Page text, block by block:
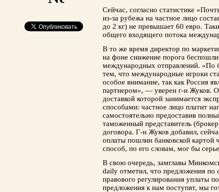
Сейчас, согласно статистике
из-за рубежа на частное лицо
до 2 кг) не превышает 60 евро.
общего входящего потока
В то же время директор по
на фоне снижение порога
международных отправлений. «По
тем, что международные игроки
особое внимание, так как Россия
партнером», — уверен г-н Жуков.
доставкой которой занимается
способами: частное лицо платит
самостоятельно предоставив
таможенный представитель
договора. Г-н Жуков добавил,
оплаты пошлин банковской картой
способ, по его словам, мог бы
В свою очередь, замглавы
daily отметил, что предложения
правового регулирования уплаты
предложения к нам поступят, мы